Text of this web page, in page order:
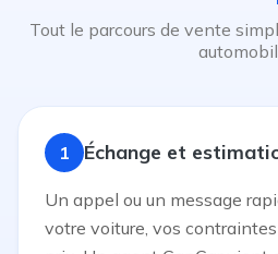
Tout le parcours de vente
1 Échange et
Un appel ou un message
votre voiture, vos